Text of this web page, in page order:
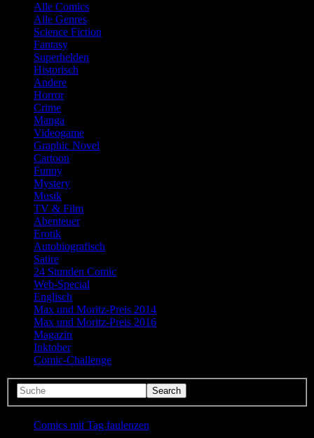
Alle Comics
Alle Genres
Science Fiction
Fantasy
Superhelden
Historisch
Andere
Horror
Crime
Manga
Videogame
Graphic Novel
Cartoon
Funny
Mystery
Musik
TV & Film
Abenteuer
Erotik
Autobiografisch
Satire
24 Stunden Comic
Web-Special
Englisch
Max und Moritz-Preis 2014
Max und Moritz-Preis 2016
Magazin
Inktober
Comic-Challenge
Comics mit Tag faulenzen